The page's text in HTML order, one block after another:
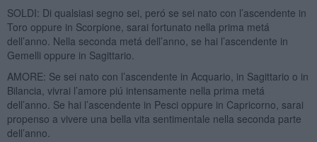
SOLDI: Di qualsiasi segno sei, peró se sei nato con l’ascendente in
Toro oppure in Scorpione, sarai fortunato nella prima metá
dell’anno. Nella seconda metá dell’anno, se hai l’ascendente in
Gemelli oppure in Sagittario.
AMORE: Se sei nato con l’ascendente in Acquario, in Sagittario o in
Bilancia, vivrai l’amore piú intensamente nella prima metá
dell’anno. Se hai l’ascendente in Pesci oppure in Capricorno, sarai
propenso a vivere una bella vita sentimentale nella seconda parte
dell’anno.